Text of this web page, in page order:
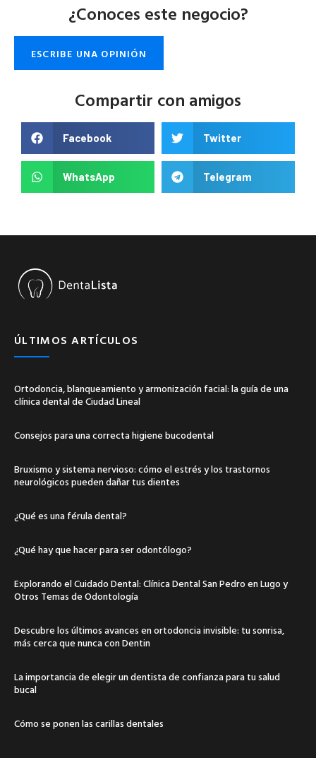
¿Conoces este negocio?
ESCRIBE UNA OPINIÓN
Compartir con amigos
Facebook Twitter
WhatsApp Telegram
ÚLTIMOS ARTÍCULOS
Ortodoncia, blanqueamiento y armonización facial: la guía de una
clínica dental de Ciudad Lineal
Consejos para una correcta higiene bucodental
Bruxismo y sistema nervioso: cómo el estrés y los trastornos
neurológicos pueden dañar tus dientes
¿Qué es una férula dental?
¿Qué hay que hacer para ser odontólogo?
Explorando el Cuidado Dental: Clínica Dental San Pedro en Lugo y
Otros Temas de Odontología
Descubre los últimos avances en ortodoncia invisible: tu sonrisa,
más cerca que nunca con Dentin
La importancia de elegir un dentista de confianza para tu salud
bucal
Cómo se ponen las carillas dentales